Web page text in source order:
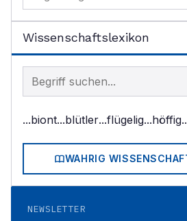
Wissenschaftslexikon
Begriff im Lexikon suchen
...biont...blütler...flügelig...höffig
WAHRIG
NEWSLETTER